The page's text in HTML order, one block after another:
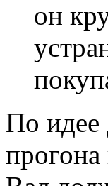
он
По идее